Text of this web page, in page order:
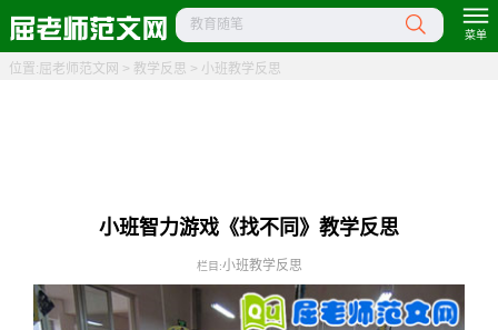
教育随笔
菜单
位置: 屈老师范文网 > 教学反思 > 小班教学反思
小班智力游戏《找不同》教学反思
栏目:小班教学反思